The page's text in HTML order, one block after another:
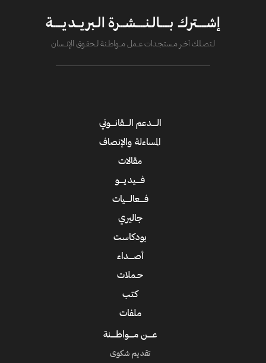
إشــــترك بــــالـنــــشــرة الـبريــديــــة
لــتصــلك آخــر مــستـجــدات عــــمل مــــواطــنة لـــحقــوق الإنــــسان
الــــدعم الــــقانــــوني
المساءلة والإنصاف
مقالات
فــــيديــــو
فــــعالــــيات
جاليري
بودكاست
أصــــداء
حـملات
كتب
ملفات
عــــن مــــواطــــنة
تقديم شكوى